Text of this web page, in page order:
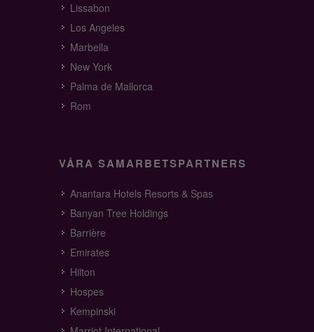
Lissabon
Los Angeles
Marbella
New York
Palma de Mallorca
Rom
VÅRA SAMARBETSPARTNERS
Anantara Hotels Resorts & Spas
Banyan Tree Holdings
Barrière
Emirates
Hilton
Hospes
Kempinski